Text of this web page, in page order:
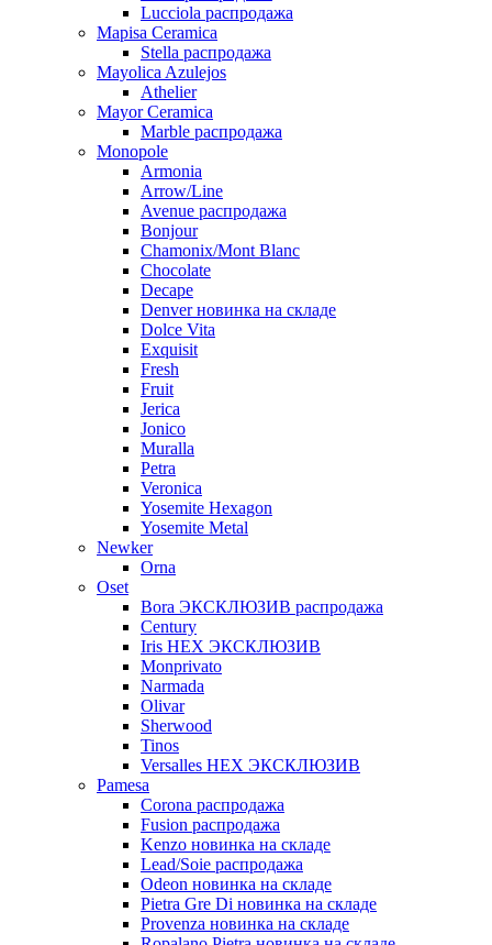
Lucciola распродажа
Mapisa Ceramica
Stella распродажа
Mayolica Azulejos
Athelier
Mayor Ceramica
Marble распродажа
Monopole
Armonia
Arrow/Line
Avenue распродажа
Bonjour
Chamonix/Mont Blanc
Chocolate
Decape
Denver новинка на складе
Dolce Vita
Exquisit
Fresh
Fruit
Jerica
Jonico
Muralla
Petra
Veroniсa
Yosemite Hexagon
Yosemite Metal
Newker
Orna
Oset
Bora ЭКСКЛЮЗИВ распродажа
Century
Iris HEX ЭКСКЛЮЗИВ
Monprivato
Narmada
Olivar
Sherwood
Tinos
Versalles HEX ЭКСКЛЮЗИВ
Pamesa
Corona распродажа
Fusion распродажа
Kenzo новинка на складе
Lead/Soie распродажа
Odeon новинка на складе
Pietra Gre Di новинка на складе
Provenza новинка на складе